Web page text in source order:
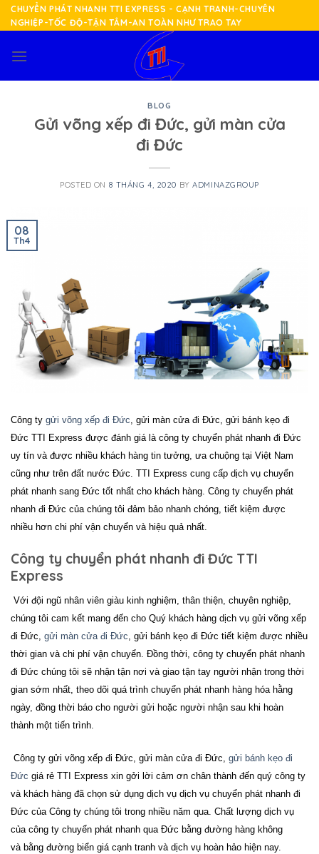
Skip
to
CHUYỂN PHÁT NHANH TTI EXPRESS - CẠNH TRANH-CHUYÊN
NGHIỆP-TỐC ĐỘ-TẬN TÂM-AN TOÀN NHƯ TRAO TAY
BLOG
Gửi võng xếp đi Đức, gửi màn cửa
đi Đức
POSTED ON 8 THÁNG 4, 2020 BYADMINAZGROUP
08
Th4
Công ty gửi võng xếp đi Đức , gửi màn cửa đi Đức, gửi bánh kẹo đi
Đức TTI Express được đánh giá là công ty chuyển phát nhanh đi Đức
uy tín và được nhiều khách hàng tin tưởng, ưa chuộng tại Việt Nam
cũng như trên đất nước Đức . TTI Express cung cấp dịch vụ chuyển
phát nhanh sang Đức tốt nhất cho khách hàng. Công ty chuyển phát
nhanh đi Đức của chúng tôi đảm bảo nhanh chóng, tiết kiệm được
nhiều hơn chi phí vận chuyển và hiệu quả nhất.
Công ty chuyển phát nhanh đi Đức TTI
Express
Với đội ngũ nhân viên giàu kinh nghiệm, thân thiện, chuyên nghiệp,
chúng tôi cam kết mang đến cho Quý khách hàng dịch vụ gửi võng xếp
đi Đức, gửi màn cửa đi Đức, gửi bánh kẹo đi Đức tiết kiệm được nhiều
thời gian và chi phí vận chuyển. Đồng thời, công ty chuyển phát nhanh
đi Đức chúng tôi sẽ nhận tận nơi và giao tận tay người nhận trong thời
gian sớm nhất, theo dõi quá trình chuyển phát nhanh hàng hóa hằng
ngày, đồng thời báo cho người gửi hoặc người nhận sau khi hoàn
thành một tiến trình.
Công ty gửi võng xếp đi Đức, gửi màn cửa đi Đức, gửi bánh kẹo đi
Đức giá rẻ TTI Express xin gởi lời cảm ơn chân thành đến quý công ty
và khách hàng đã chọn sử dụng dịch vụ dịch vụ chuyển phát nhanh đi
Đức của Công ty chúng tôi trong nhiều năm qua. Chất lượng dịch vụ
của công ty chuyển phát nhanh qua Đức bằng đường hàng không
và bằng đường biển giá cạnh tranh và dịch vụ hoàn hảo hiện nay.